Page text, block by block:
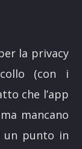
la privacy
(con i
che l’app
ma mancano
un punto in